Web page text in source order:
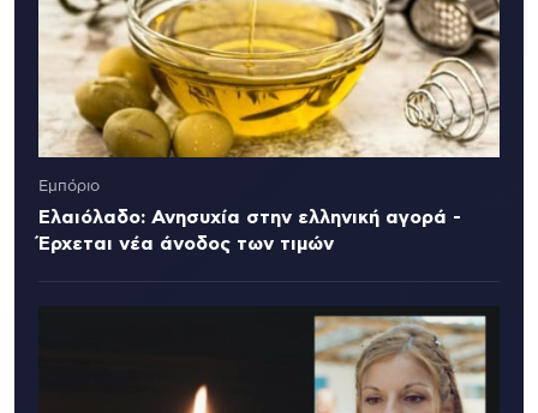
Εμπόριο
Ελαιόλαδο: Ανησυχία στην ελληνική αγορά -
Έρχεται νέα άνοδος των τιμών